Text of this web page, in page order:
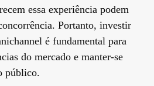
essa experiência podem
Portanto, investir
é fundamental para
do mercado e manter-se
público.